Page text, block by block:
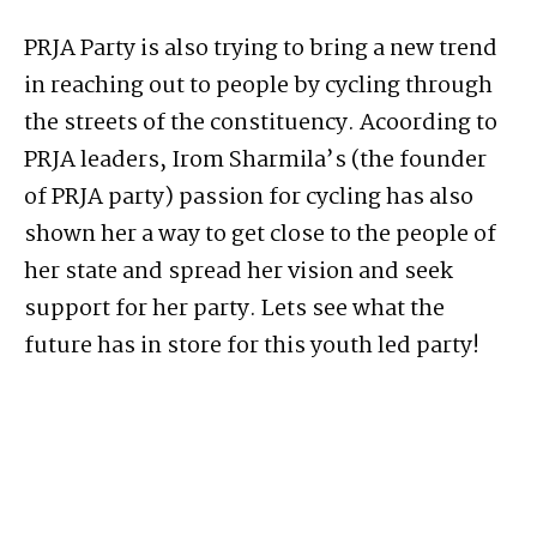
PRJA Party is also trying to bring a new trend
in reaching out to people by cycling through
the streets of the constituency. Acoording to
PRJA leaders, Irom Sharmila’s (the founder
of PRJA party) passion for cycling has also
shown her a way to get close to the people of
her state and spread her vision and seek
support for her party. Lets see what the
future has in store for this youth led party!